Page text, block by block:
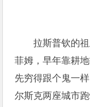
拉斯普钦的
菲姆，早年靠耕
先穷得跟个鬼一
尔斯克两座城市